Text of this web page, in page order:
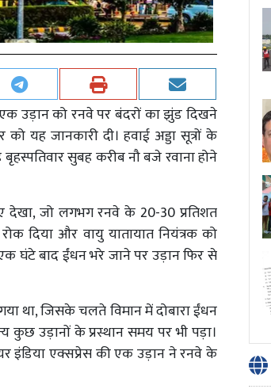
उड़ान को रनवे पर बंदरों का झुंड दिखने
यह जानकारी दी। हवाई अड्डा सूत्रों के
सुबह करीब नौ बजे रवाना होने
देखा, जो लगभग रनवे के 20-30 प्रतिशत
दिया और वायु यातायात नियंत्रक को
घंटे बाद ईंधन भरे जाने पर उड़ान फिर से
था, जिसके चलते विमान में दोबारा ईंधन
कुछ उड़ानों के प्रस्थान समय पर भी पड़ा।
इंडिया एक्सप्रेस की एक उड़ान ने रनवे के